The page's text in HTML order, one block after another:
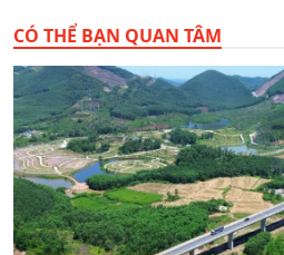
CÓ THỂ BẠN QUAN TÂM